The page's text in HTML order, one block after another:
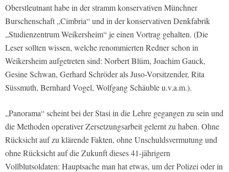
Oberstleutnant habe in der stramm konservativen Münchner
Burschenschaft „Cimbria“ und in der konservativen Denkfabrik
„Studienzentrum Weikersheim“ je einen Vortrag gehalten. (Die
Leser sollten wissen, welche renommierten Redner schon in
Weikersheim aufgetreten sind: Norbert Blüm, Joachim Gauck,
Gesine Schwan, Gerhard Schröder als Juso-Vorsitzender, Rita
Süssmuth, Bernhard Vogel, Wolfgang Schäuble u.v.a.m.).
„Panorama“ scheint bei der Stasi in die Lehre gegangen zu sein und
die Methoden operativer Zersetzungsarbeit gelernt zu haben. Ohne
Rücksicht auf zu klärende Fakten, ohne Unschuldsvermutung und
ohne Rücksicht auf die Zukunft dieses 41-jährigern
Vollblutsoldaten: Hauptsache man hat etwas, um der Polizei oder in